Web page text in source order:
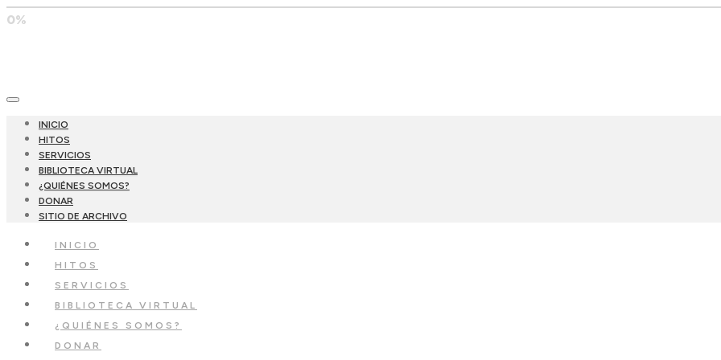
0%
INICIO
HITOS
SERVICIOS
BIBLIOTECA VIRTUAL
¿QUIÉNES SOMOS?
DONAR
SITIO DE ARCHIVO
INICIO
HITOS
SERVICIOS
BIBLIOTECA VIRTUAL
¿QUIÉNES SOMOS?
DONAR